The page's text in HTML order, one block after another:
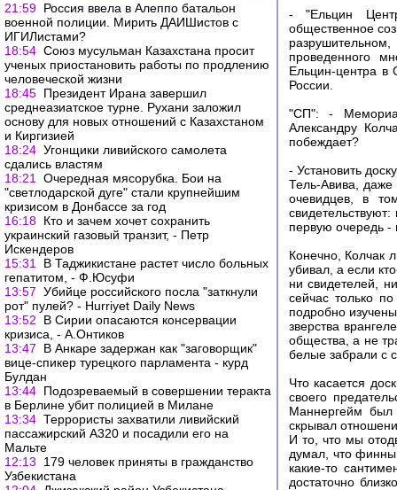
21:59 Россия ввела в Алеппо батальон
военной полиции. Мирить ДАИШистов с
ИГИЛистами?
18:54 Союз мусульман Казахстана просит
ученых приостановить работы по продлению
человеческой жизни
18:45 Президент Ирана завершил
среднеазиатское турне. Рухани заложил
основу для новых отношений с Казахстаном
и Киргизией
18:24 Угонщики ливийского самолета
сдались властям
18:21
Очередная мясорубка. Бои на
"светлодарской дуге" стали крупнейшим
кризисом в Донбассе за год
16:18 Кто и зачем хочет сохранить
украинский газовый транзит, - Петр
Искендеров
15:31
В Таджикистане растет число больных
гепатитом, - Ф.Юсуфи
13:57 Убийце российского посла "заткнули
рот" пулей? - Hurriyet Daily News
13:52
В Сирии опасаются консервации
кризиса, - А.Онтиков
13:47
В Анкаре задержан как "заговорщик"
вице-спикер турецкого парламента - курд
Булдан
13:44 Подозреваемый в совершении теракта
в Берлине убит полицией в Милане
13:34 Террористы захватили ливийский
пассажирский А320 и посадили его на
Мальте
12:13
179 человек приняты в гражданство
Узбекистана
- "Ельцин
общественное
проведенного
Ельцин-центра в
России.
"СП": -
Александру
побеждает?
- Установить
Тель-Авива, даже
очевидцев, в
первую очередь -
Конечно, Колчак
убивал, а если
ни свидетелей,
сейчас только
подробно
зверства
общества, а не
белые забрали с
Что касается
своего
Маннергейм
скрывал
И то, что мы
думал, что
какие-то
достаточно